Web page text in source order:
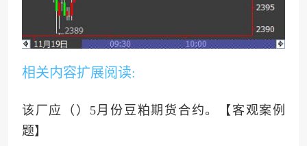
相关内容扩展阅读:
该厂应（）5月份豆粕期货合约。【客观案例
题】